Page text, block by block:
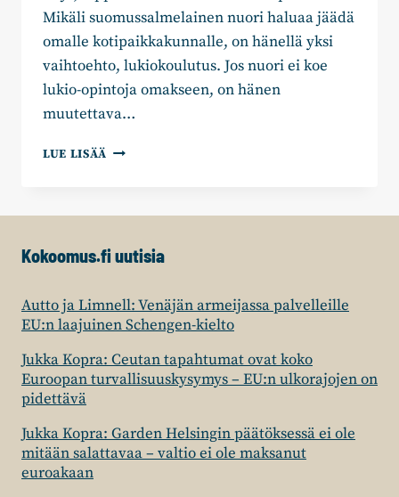
Mikäli suomussalmelainen nuori haluaa jäädä
omalle kotipaikkakunnalle, on hänellä yksi
vaihtoehto, lukiokoulutus. Jos nuori ei koe
lukio-opintoja omakseen, on hänen
muutettava…
LUE LISÄÄ MIIA
9.-
SAMALLA
VIIVALLA
PERUSKOULUN
JÄLKEEN?
Kokoomus.fi uutisia
Autto ja Limnell: Venäjän armeijassa palvelleille
EU:n laajuinen Schengen-kielto
Jukka Kopra: Ceutan tapahtumat ovat koko
Euroopan turvallisuuskysymys – EU:n ulkorajojen on
pidettävä
Jukka Kopra: Garden Helsingin päätöksessä ei ole
mitään salattavaa – valtio ei ole maksanut
euroakaan